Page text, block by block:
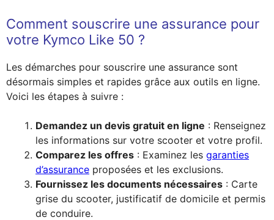
Comment souscrire une assurance pour
votre Kymco Like 50 ?
Les démarches pour souscrire une assurance sont
désormais simples et rapides grâce aux outils en ligne.
Voici les étapes à suivre :
Demandez un devis gratuit en ligne : Renseignez
les informations sur votre scooter et votre profil.
Comparez les offres : Examinez les garanties
d’assurance proposées et les exclusions.
Fournissez les documents nécessaires : Carte
grise du scooter, justificatif de domicile et permis
de conduire.